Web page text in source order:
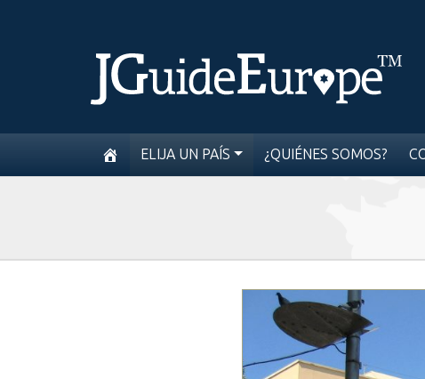
ELIJA UN PAÍS ¿QUIÉNES SOMOS?